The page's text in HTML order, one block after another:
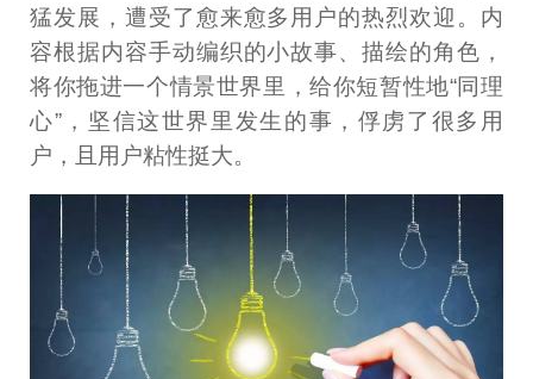
猛发展，遭受了愈来愈多用户的热烈欢迎。内
容根据内容手动编织的小故事、描绘的角色，
将你拖进一个情景世界里，给你短暂性地“同理
心”，坚信这世界里发生的事，俘虏了很多用
户，且用户粘性挺大。